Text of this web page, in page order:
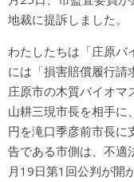
地裁に提訴しました。
わたしたちは「庄原バ
には「損害賠償履行請
庄原市の木質バイオマ
山耕三現市長を相手
円を滝口季彦前市長に
告である市側は、不適
月19日第1回公判が開